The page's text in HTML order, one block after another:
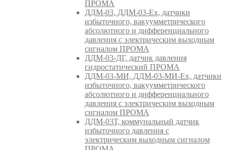
ПРОМА
ДДМ-03, ДДМ-03-Ех, датчики
избыточного, вакуумметрического
абсолютного и дифференциального
давления с электрическим выходным
сигналом ПРОМА
ДДМ-03-ДГ, датчик давления
гидростатический ПРОМА
ДДМ-03-МИ, ДДМ-03-МИ-Ех, датчики
избыточного, вакуумметрического
абсолютного и дифференциального
давления с электрическим выходным
сигналом ПРОМА
ДДМ-03Т, коммунальный датчик
избыточного давления с
электрическим выходным сигналом